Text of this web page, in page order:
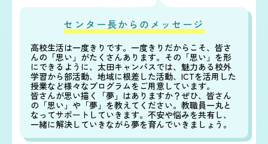
センター長からのメッセージ
高校生活は一度きりです。一度きりだからこそ、皆さ
んの「思い」がたくさんあります。その「思い」を形
にできるように、太田キャンパスでは、魅力ある校外
学習から部活動、地域に根差した活動、ICTを活用した
授業など様々なプログラムをご用意しています。
皆さんが思い描く「夢」はありますか？ぜひ、皆さん
の「思い」や「夢」を教えてください。教職員一丸と
なってサポートしていきます。不安や悩みを共有し、
一緒に解決していきながら夢を育んでいきましょう。